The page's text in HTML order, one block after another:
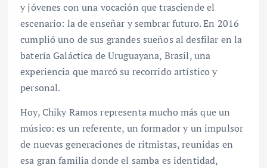
y jóvenes con una vocación que trasciende el
escenario: la de enseñar y sembrar futuro. En 2016
cumplió uno de sus grandes sueños al desfilar en la
batería Galáctica de Uruguayana, Brasil, una
experiencia que marcó su recorrido artístico y
personal.
Hoy, Chiky Ramos representa mucho más que un
músico: es un referente, un formador y un impulsor
de nuevas generaciones de ritmistas, reunidas en
esa gran familia donde el samba es identidad,